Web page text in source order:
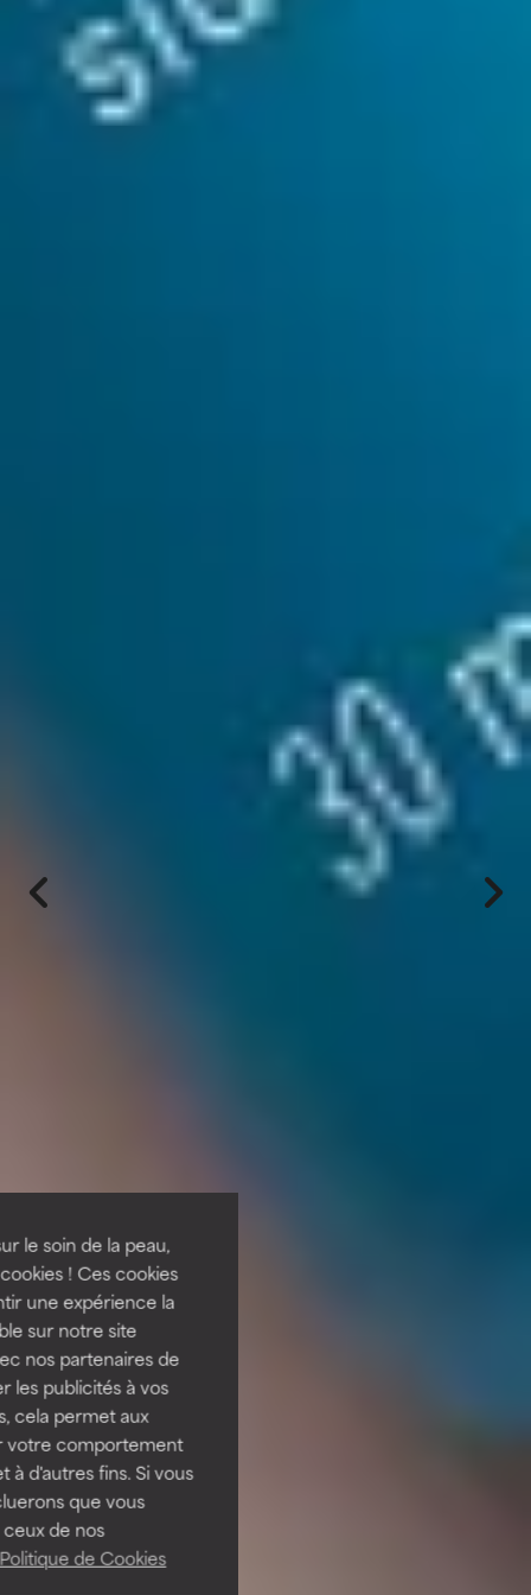
le soin de la peau,
! Ces cookies
une expérience la
sur notre site
nos partenaires de
les publicités à vos
cela permet aux
votre comportement
à d'autres fins. Si vous
que vous
de nos
Politique de Cookies